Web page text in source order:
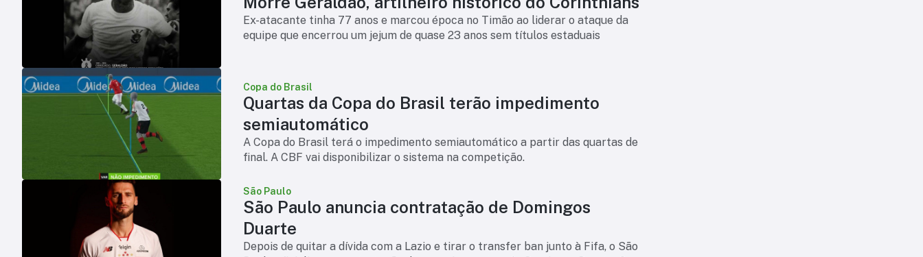
Ex-atacante tinha 77 anos e marcou época no Timão ao liderar o ataque da
equipe que encerrou um jejum de quase 23 anos sem títulos estaduais
Copa do Brasil
Quartas da Copa do Brasil terão impedimento
semiautomático
A Copa do Brasil terá o impedimento semiautomático a partir das quartas de
final. A CBF vai disponibilizar o sistema na competição.
São Paulo
São Paulo anuncia contratação de Domingos
Duarte
Depois de quitar a dívida com a Lazio e tirar o transfer ban junto à Fifa, o São